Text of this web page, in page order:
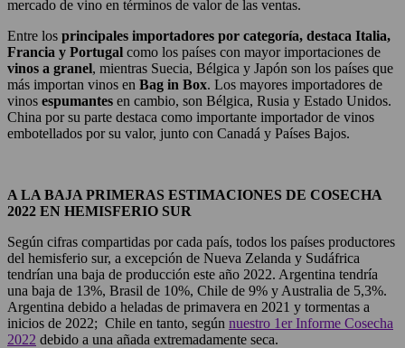
mercado de vino en términos de valor de las ventas.
Entre los principales importadores por categoría, destaca Italia,
Francia y Portugal como los países con mayor importaciones de
vinos a granel, mientras Suecia, Bélgica y Japón son los países que
más importan vinos en Bag in Box. Los mayores importadores de
vinos espumantes en cambio, son Bélgica, Rusia y Estado Unidos.
China por su parte destaca como importante importador de vinos
embotellados por su valor, junto con Canadá y Países Bajos.
A LA BAJA PRIMERAS ESTIMACIONES DE COSECHA
2022 EN HEMISFERIO SUR
Según cifras compartidas por cada país, todos los países productores
del hemisferio sur, a excepción de Nueva Zelanda y Sudáfrica
tendrían una baja de producción este año 2022. Argentina tendría
una baja de 13%, Brasil de 10%, Chile de 9% y Australia de 5,3%.
Argentina debido a heladas de primavera en 2021 y tormentas a
inicios de 2022; Chile en tanto, según nuestro 1er Informe Cosecha
2022 debido a una añada extremadamente seca.